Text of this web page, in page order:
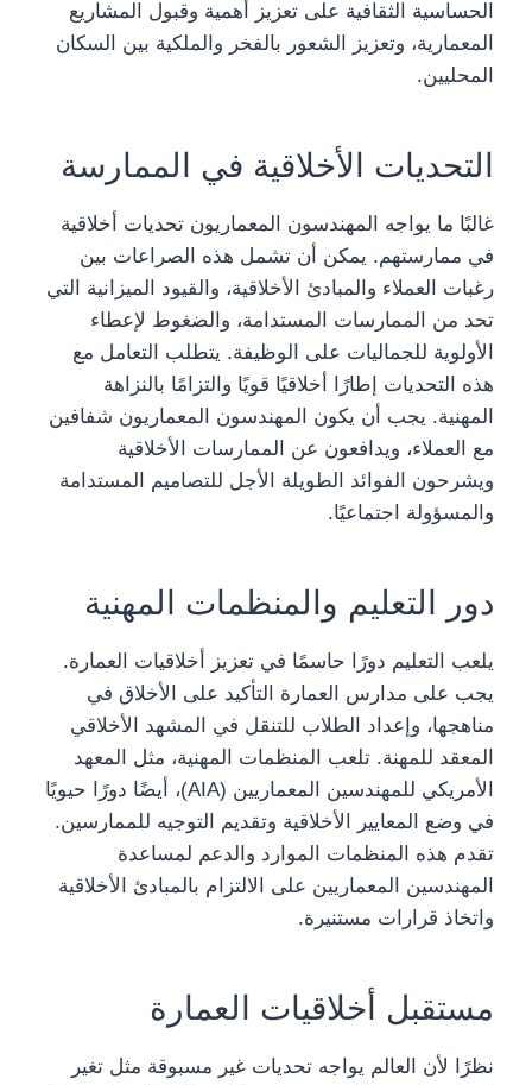
الحساسية الثقافية على تعزيز أهمية وقبول المشاريع
المعمارية، وتعزيز الشعور بالفخر والملكية بين السكان
المحليين.
التحديات الأخلاقية في الممارسة
غالبًا ما يواجه المهندسون المعماريون تحديات أخلاقية
في ممارستهم. يمكن أن تشمل هذه الصراعات بين
رغبات العملاء والمبادئ الأخلاقية، والقيود الميزانية التي
تحد من الممارسات المستدامة، والضغوط لإعطاء
الأولوية للجماليات على الوظيفة. يتطلب التعامل مع
هذه التحديات إطارًا أخلاقيًا قويًا والتزامًا بالنزاهة
المهنية. يجب أن يكون المهندسون المعماريون شفافين
مع العملاء، ويدافعون عن الممارسات الأخلاقية
ويشرحون الفوائد الطويلة الأجل للتصاميم المستدامة
والمسؤولة اجتماعيًا.
دور التعليم والمنظمات المهنية
يلعب التعليم دورًا حاسمًا في تعزيز أخلاقيات العمارة.
يجب على مدارس العمارة التأكيد على الأخلاق في
مناهجها، وإعداد الطلاب للتنقل في المشهد الأخلاقي
المعقد للمهنة. تلعب المنظمات المهنية، مثل المعهد
الأمريكي للمهندسين المعماريين (AIA)، أيضًا دورًا حيويًا
في وضع المعايير الأخلاقية وتقديم التوجيه للممارسين.
تقدم هذه المنظمات الموارد والدعم لمساعدة
المهندسين المعماريين على الالتزام بالمبادئ الأخلاقية
واتخاذ قرارات مستنيرة.
مستقبل أخلاقيات العمارة
نظرًا لأن العالم يواجه تحديات غير مسبوقة مثل تغير